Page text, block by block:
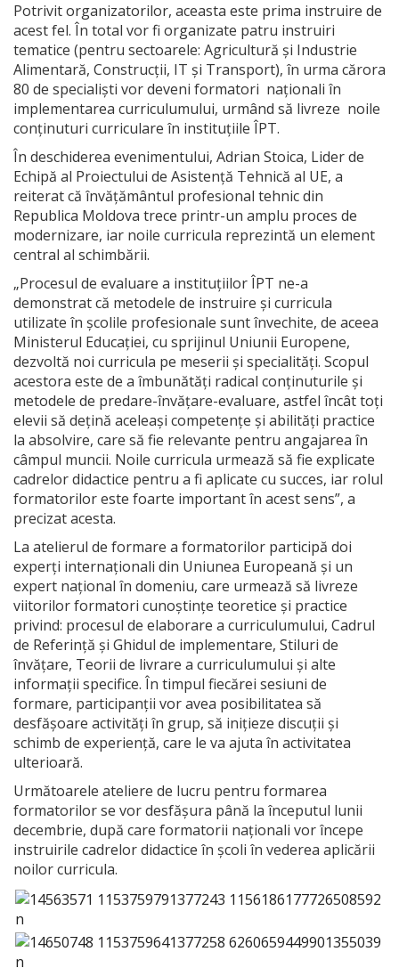
Potrivit organizatorilor, aceasta este prima instruire de
acest fel. În total vor fi organizate patru instruiri
tematice (pentru sectoarele: Agricultură și Industrie
Alimentară, Construcții, IT și Transport), în urma cărora
80 de specialiști vor deveni formatori naționali în
implementarea curriculumului, urmând să livreze noile
conținuturi curriculare în instituțiile ÎPT.
În deschiderea evenimentului, Adrian Stoica, Lider de
Echipă al Proiectului de Asistență Tehnică al UE, a
reiterat că învățământul profesional tehnic din
Republica Moldova trece printr-un amplu proces de
modernizare, iar noile curricula reprezintă un element
central al schimbării.
„Procesul de evaluare a instituțiilor ÎPT ne-a
demonstrat că metodele de instruire și curricula
utilizate în școlile profesionale sunt învechite, de aceea
Ministerul Educației, cu sprijinul Uniunii Europene,
dezvoltă noi curricula pe meserii și specialități. Scopul
acestora este de a îmbunătăți radical conținuturile și
metodele de predare-învățare-evaluare, astfel încât toți
elevii să dețină aceleași competențe și abilități practice
la absolvire, care să fie relevante pentru angajarea în
câmpul muncii. Noile curricula urmează să fie explicate
cadrelor didactice pentru a fi aplicate cu succes, iar rolul
formatorilor este foarte important în acest sens”, a
precizat acesta.
La atelierul de formare a formatorilor participă doi
experți internaționali din Uniunea Europeană și un
expert național în domeniu, care urmează să livreze
viitorilor formatori cunoștințe teoretice și practice
privind: procesul de elaborare a curriculumului, Cadrul
de Referință și Ghidul de implementare, Stiluri de
învățare, Teorii de livrare a curriculumului și alte
informații specifice. În timpul fiecărei sesiuni de
formare, participanții vor avea posibilitatea să
desfășoare activități în grup, să inițieze discuții și
schimb de experiență, care le va ajuta în activitatea
ulterioară.
Următoarele ateliere de lucru pentru formarea
formatorilor se vor desfășura până la începutul lunii
decembrie, după care formatorii naționali vor începe
instruirile cadrelor didactice în școli în vederea aplicării
noilor curricula.